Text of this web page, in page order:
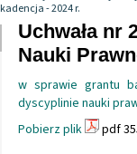
- 2024 r.
Uchwała nr
Nauki
w sprawie grantu
dyscyplinie nauki
Pobierz plik
pdf